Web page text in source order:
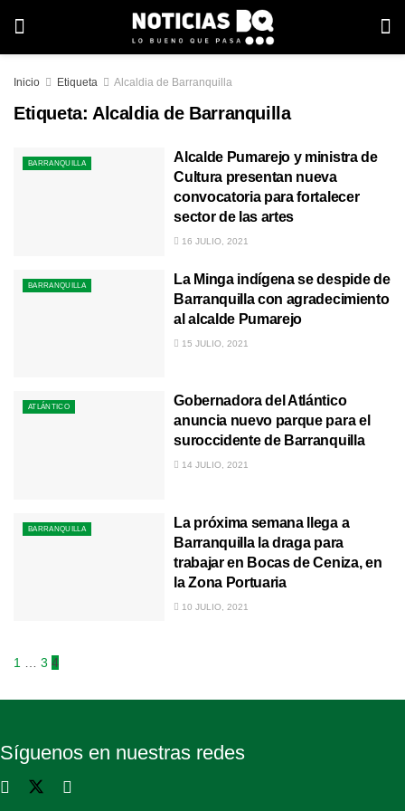
Inicio Etiqueta Alcaldia de Barranquilla
Etiqueta: Alcaldia de Barranquilla
BARRANQUILLA
Alcalde Pumarejo y ministra de
Cultura presentan nueva
convocatoria para fortalecer
sector de las artes
16 JULIO, 2021
BARRANQUILLA
La Minga indígena se despide de
Barranquilla con agradecimiento
al alcalde Pumarejo
15 JULIO, 2021
ATLÁNTICO
Gobernadora del Atlántico
anuncia nuevo parque para el
suroccidente de Barranquilla
14 JULIO, 2021
BARRANQUILLA
La próxima semana llega a
Barranquilla la draga para
trabajar en Bocas de Ceniza, en
la Zona Portuaria
10 JULIO, 2021
1 3 4
Síguenos en nuestras redes